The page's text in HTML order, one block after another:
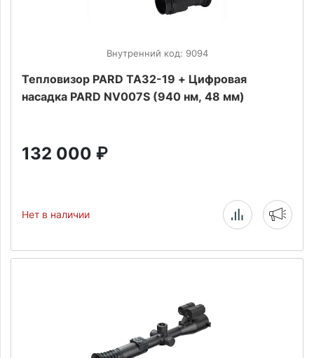
Внутренний код: 9094
Тепловизор PARD TA32-19 + Цифровая
насадка PARD NV007S (940 нм, 48 мм)
132 000 ₽
Нет в наличии